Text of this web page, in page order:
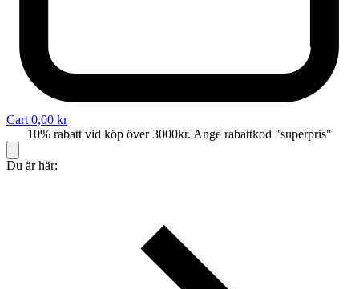
Cart 0,00 kr
10% rabatt vid köp över 3000kr. Ange rabattkod "superpris"
Du är här: